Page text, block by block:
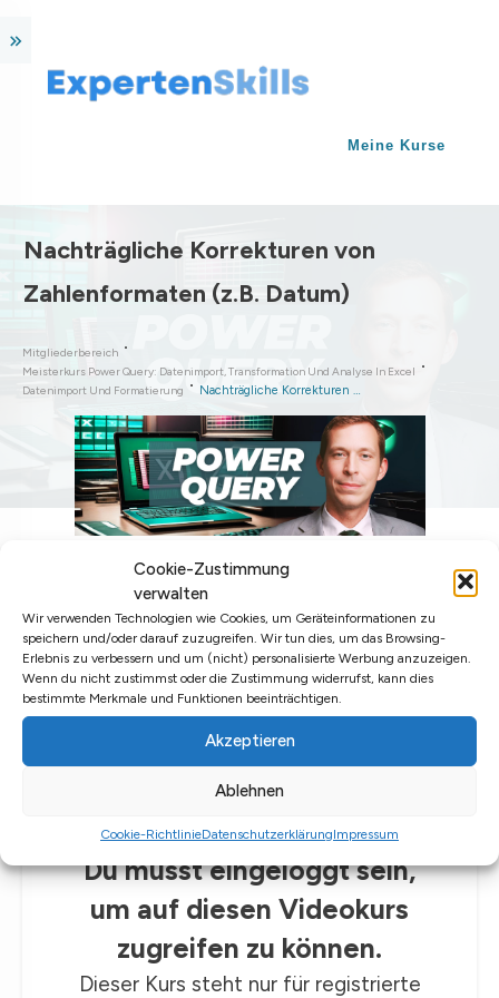
Cookie-Zustimmung
verwalten
Wir verwenden Technologien wie Cookies, um Geräteinformationen zu
speichern und/oder darauf zuzugreifen. Wir tun dies, um das Browsing-
Erlebnis zu verbessern und um (nicht) personalisierte Werbung anzuzeigen.
Wenn du nicht zustimmst oder die Zustimmung widerrufst, kann dies
bestimmte Merkmale und Funktionen beeinträchtigen.
Akzeptieren
Ablehnen
Cookie-RichtlinieDatenschutzerklärungImpressum
Meine Kurse
Nachträgliche Korrekturen von
Zahlenformaten (z.B. Datum)
Mitgliederbereich
Meisterkurs Power Query: Datenimport, Transformation Und Analyse In Excel
Datenimport Und Formatierung
Nachträgliche Korrekturen von Zahlenformaten (z.B. Datum)
Du musst eingeloggt sein,
um auf diesen Videokurs
zugreifen zu können.
Dieser Kurs steht nur für registrierte